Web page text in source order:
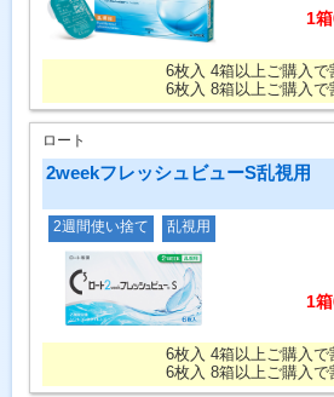
1
6枚入 4箱以上ご購入で
6枚入 8箱以上ご購入で
ロート
2weekフレッシュビューS乱視用
2週間使い捨て 乱視用
1
6枚入 4箱以上ご購入で
6枚入 8箱以上ご購入で